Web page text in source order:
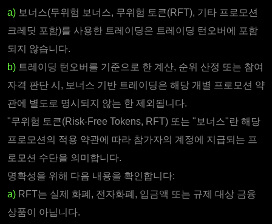
a) 보너스(무위험 보너스, 무위험 토큰(RFT), 기타 프로모션
크레딧 포함)를 사용한 트레이딩은 트레이딩 턴오버에 포함
되지 않습니다.
b) 트레이딩 턴오버를 기준으로 한 계산, 순위 산정 또는 참여
자격 판단 시, 보너스 기반 트레이딩은 해당 개별 프로모션 약
관에 별도로 명시되지 않는 한 제외됩니다.
"무위험 토큰(Risk-Free Tokens, RFT) 또는 "보너스"란 해당
프로모션의 적용 약관에 따라 참가자의 계정에 지급되는 프
로모션 수단을 의미합니다.
명확성을 위해 다음 내용을 확인합니다:
a) RFT는 실제 화폐, 전자화폐, 입금액 또는 규제 대상 금융
상품이 아닙니다.